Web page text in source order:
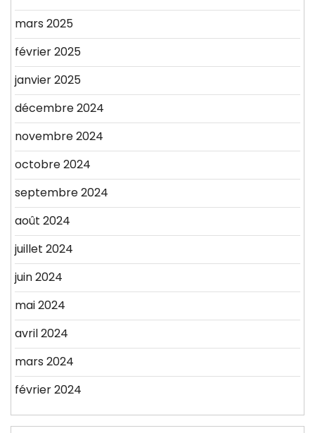
mars 2025
février 2025
janvier 2025
décembre 2024
novembre 2024
octobre 2024
septembre 2024
août 2024
juillet 2024
juin 2024
mai 2024
avril 2024
mars 2024
février 2024